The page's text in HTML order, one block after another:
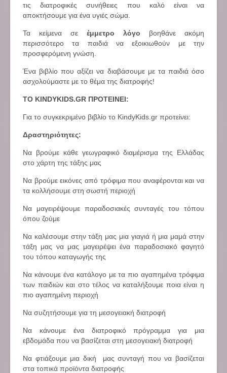
τις διατροφικές συνήθειες που καλό είναι να
αποκτήσουμε για ένα υγιές σώμα.
Τα κείμενα σε έμμετρο λόγο βοηθάνε ακόμη
περισσότερο τα παιδιά να εξοικιωθούν με την
προσφερόμενη γνώση.
Ένα βιβλίο που αξίζει να διαβάσουμε με τα παιδιά όσο
ασχολούμαστε με το θέμα της διατροφής!
ΤΟ KINDYKIDS.GR ΠΡΟΤΕΙΝΕΙ:
Για το συγκεκριμένο βιβλίο το KindyKids.gr προτείνει:
Δραστηριότητες:
Να βρούμε κάθε γεωγραφικό διαμέρισμα της Ελλάδας
στο χάρτη της τάξης μας
Να βρούμε εικόνες από τρόφιμα που αναφέρονται και να
τα κολλήσουμε στη σωστή περιοχή
Να μαγειρέψουμε παραδοσιακές συνταγές του τόπου
όπου ζούμε
Να καλέσουμε στην τάξη μας μια γιαγιά ή μια μαμά στην
τάξη μας να μας μαγειρέψει ένα παραδοσιακό φαγητό
του τόπου καταγωγής της
Να κάνουμε ένα κατάλογο με τα πιο αγαπημένα τρόφιμα
των παιδιών και στο τέλος να καταλήξουμε ποια είναι η
πιο αγαπημένη περιοχή
Να συζητήσουμε για τη μεσογειακή διατροφή
Να κάνουμε ένα διατροφικό πρόγραμμα για μια
εβδομάδα που να βασίζεται στη μεσογειακή διατροφή
Να φτιάξουμε μια δική μας συνταγή που να βασίζεται
στα τοπικά προϊόντα διατροφής